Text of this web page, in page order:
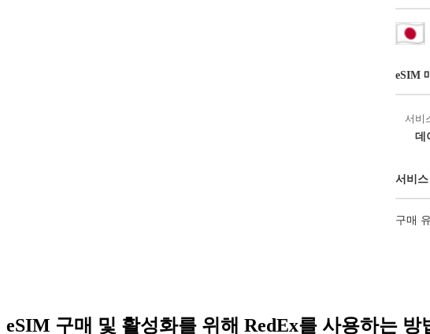
eSIM
서비
데
서비스
구매
eSIM 구매 및 활성화를 위해 RedEx를 사용하는 방